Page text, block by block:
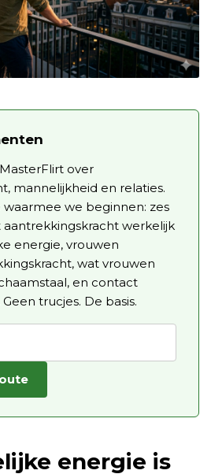
over
mannelijkheid en relaties.
waarmee we beginnen: zes
werkelijk
energie, vrouwen
wat vrouwen
en contact
trucjes. De basis.
energie is